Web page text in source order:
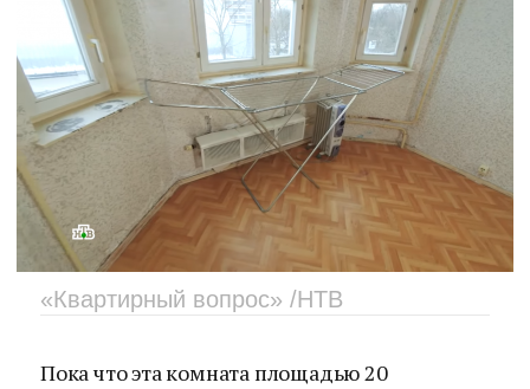
«Квартирный вопрос» /НТВ
Пока что эта комната площадью 20